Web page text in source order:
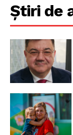
Despre noi /
Proiecte
Știri de